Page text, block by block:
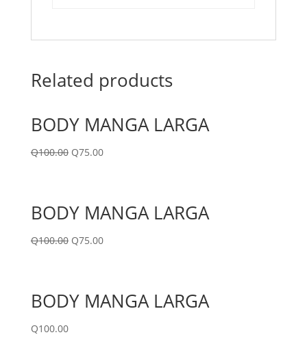
Related products
BODY MANGA LARGA
Q100.00 Q75.00
BODY MANGA LARGA
Q100.00 Q75.00
BODY MANGA LARGA
Q100.00